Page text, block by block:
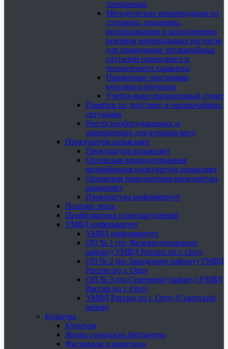
тренировки
Методические рекомендации по
созданию, хранению ,
использованию и восполнению
резервов материальных ресурсов
для ликвидации чрезвычайных
ситуаций природного и
техногенного характера
Примерные программы
курсового обучения
Учебно-консультационный пункт
Памятки по действию в чрезвычайных
ситуациях
Реестр необорудованных и
запрещенных для купания мест
Прокуратура разъясняет
Прокуратура разъясняет
Орловская природоохранная
межрайонная прокуратура разъясняет
Орловская транспортная прокуратура
разъясняет
Прокуратура информирует
Полезно знать
Профилактика правонарушений
УМВД информирует
УМВД информирует
ОП № 1 (по Железнодорожному
району) УМВД России по г. Орлу
ОП № 2 (по Заводскому району) УМВД
России по г. Орлу
ОП № 3 (по Северному району) УМВД
России по г. Орлу
УМВД России по г. Орлу (Советский
район)
Культура
Культура
Жизнь городских библиотек
Фестивали и конкурсы